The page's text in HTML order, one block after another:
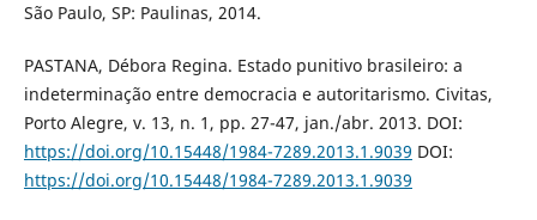
São Paulo, SP: Paulinas, 2014.
PASTANA, Débora Regina. Estado punitivo brasileiro: a
indeterminação entre democracia e autoritarismo. Civitas,
Porto Alegre, v. 13, n. 1, pp. 27-47, jan./abr. 2013. DOI:
https://doi.org/10.15448/1984-7289.2013.1.9039 DOI:
https://doi.org/10.15448/1984-7289.2013.1.9039